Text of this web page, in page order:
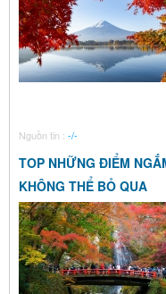
Nguồn tin : -/-
TOP NHỮNG ĐIỂM
KHÔNG THỂ BỎ QUA